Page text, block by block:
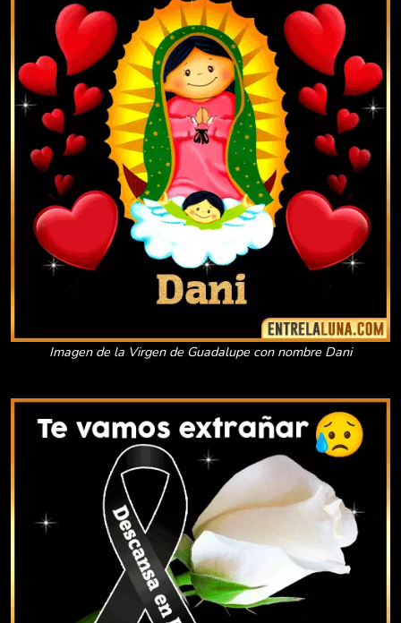
Imagen de la Virgen de Guadalupe con nombre Dani